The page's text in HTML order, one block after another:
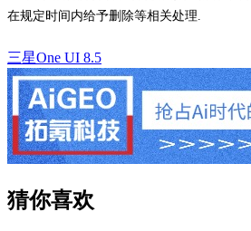
在规定时间内给予删除等相关处理.
三星One UI 8.5
猜你喜欢